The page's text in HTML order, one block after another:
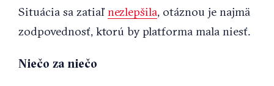
Situácia sa zatiaľ nezlepšila, otáznou je najmä
zodpovednosť, ktorú by platforma mala niesť.
Niečo za niečo